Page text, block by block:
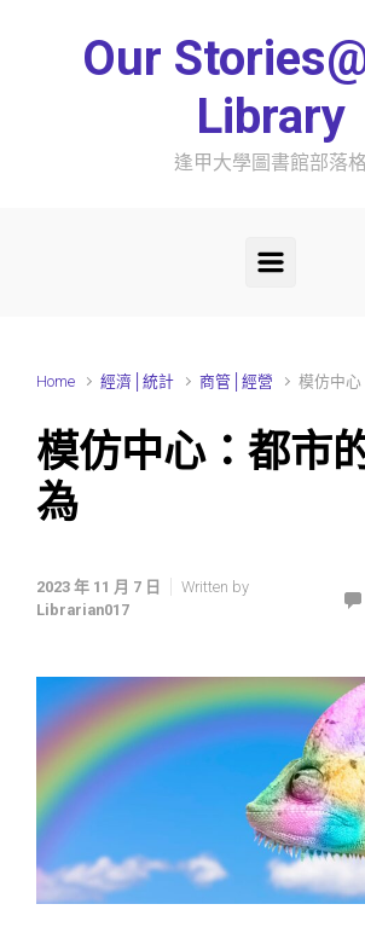
Our
Library
逢甲大學圖書館部落
Home 經濟│統計 商管│經營 模仿中
模仿中心：都市
為
2023 年 11 月 7 日
Written by
Librarian017